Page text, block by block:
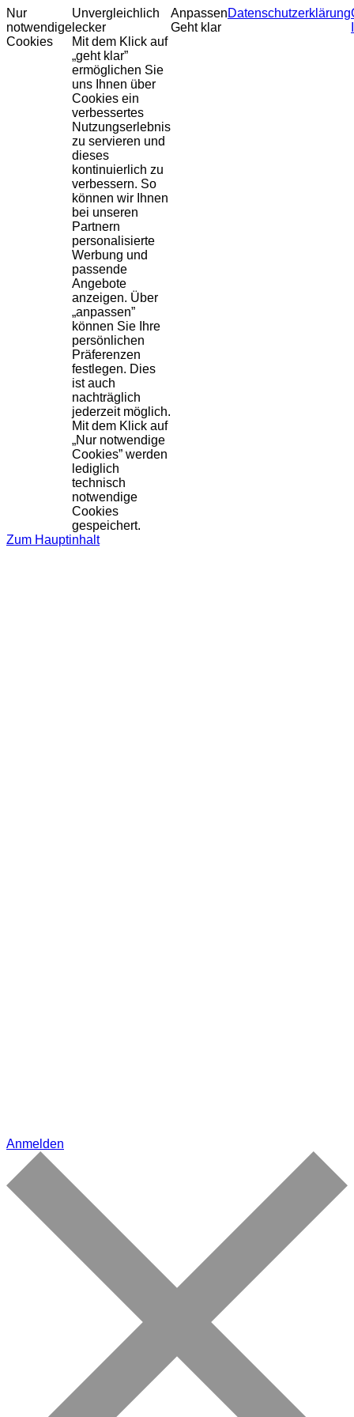
Nur
notwendige
Cookies
Unvergleichlich
lecker
Mit dem Klick auf
„geht klar”
ermöglichen Sie
uns Ihnen über
Cookies ein
verbessertes
Nutzungserlebnis
zu servieren und
dieses
kontinuierlich zu
verbessern. So
können wir Ihnen
bei unseren
Partnern
personalisierte
Werbung und
passende
Angebote
anzeigen. Über
„anpassen”
können Sie Ihre
persönlichen
Präferenzen
festlegen. Dies
ist auch
nachträglich
jederzeit möglich.
Mit dem Klick auf
„Nur notwendige
Cookies” werden
lediglich
technisch
notwendige
Cookies
gespeichert.
Anpassen
Geht klar
Datenschutzerklärung
Zum Hauptinhalt
Anmelden